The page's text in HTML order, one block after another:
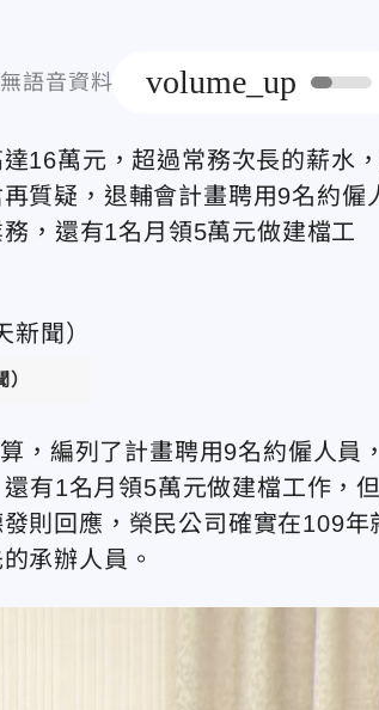
無語音資料 volume_up
16萬元，超過常務次長的薪水，
質疑，退輔會計畫聘用9名約僱
，還有1名月領5萬元做建檔工
，編列了計畫聘用9名約僱人員，
有1名月領5萬元做建檔工作，但
則回應，榮民公司確實在109年
承辦人員。